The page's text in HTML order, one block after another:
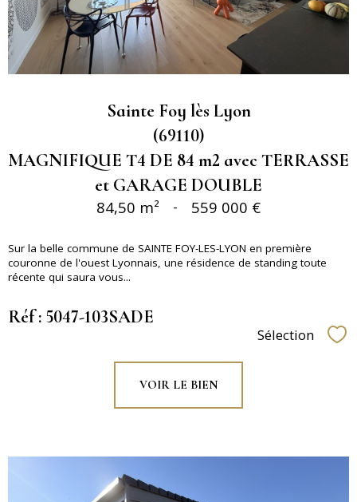
Sainte Foy lès Lyon
(69110)
MAGNIFIQUE T4 DE 84 m2 avec TERRASSE
et GARAGE DOUBLE
84,50 m² - 559 000 €
Sur la belle commune de SAINTE FOY-LES-LYON en première
couronne de l'ouest Lyonnais, une résidence de standing toute
récente qui saura vous...
Réf : 5047-103SADE
Sélection
VOIR LE BIEN